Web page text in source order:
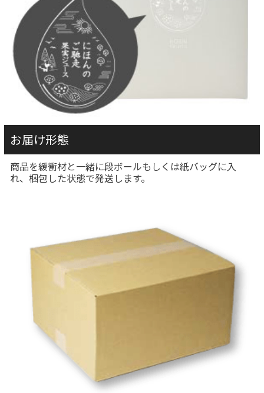
お届け形態
商品を緩衝材と一緒に段ボールもしくは紙バッグに入
れ、梱包した状態で発送します。